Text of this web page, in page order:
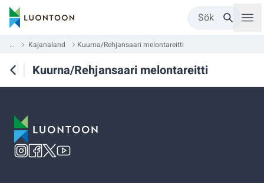
Sök
... Kajanaland Kuurna/Rehjansaari melontareitti
Kuurna/Rehjansaari melontareitti